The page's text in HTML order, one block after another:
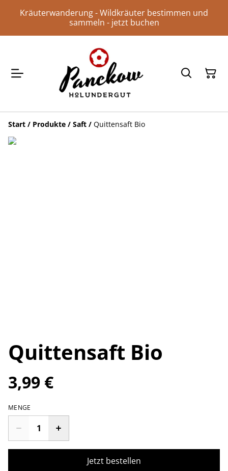
Kräuterwanderung - Wildkräuter bestimmen und
sammeln - jetzt buchen
Start / Produkte / Saft / Quittensaft Bio
Quittensaft Bio
3,99 €
MENGE
Jetzt bestellen